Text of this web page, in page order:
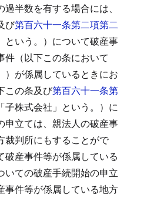
半数を有する場合には、
び第百六十一条第二項第二
という。）について破産事
件（以下この条において
）が係属しているときにお
この条及び第百六十一条第
子株式会社」という。）に
申立ては、親法人の破産事
裁判所にもすることがで
破産事件等が係属している
いての破産手続開始の申立
事件等が係属している地方